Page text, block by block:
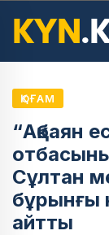
ҚОҒАМ
“Ақбаян
Сұлтан
бұрынғы
айтты